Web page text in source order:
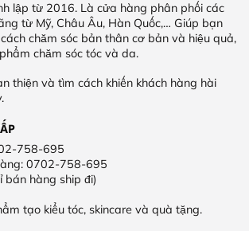
lập từ 2016. Là cửa hàng phân phối các
từ Mỹ, Châu Âu, Hàn Quốc,… Giúp bạn
chăm sóc bản thân cơ bản và hiệu quả,
chăm sóc tóc và da.
thiện và tìm cách khiến khách hàng hài
758-695
0702-758-695
bán hàng ship đi)
tạo kiểu tóc, skincare và quà tặng.